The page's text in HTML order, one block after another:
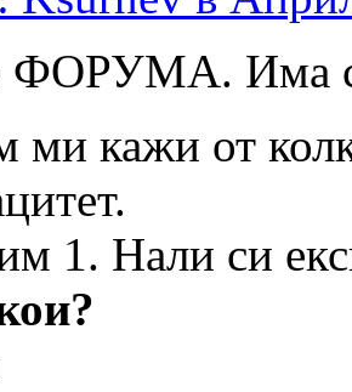
ФОРУМА. Има
ми кажи от
1. Нали си